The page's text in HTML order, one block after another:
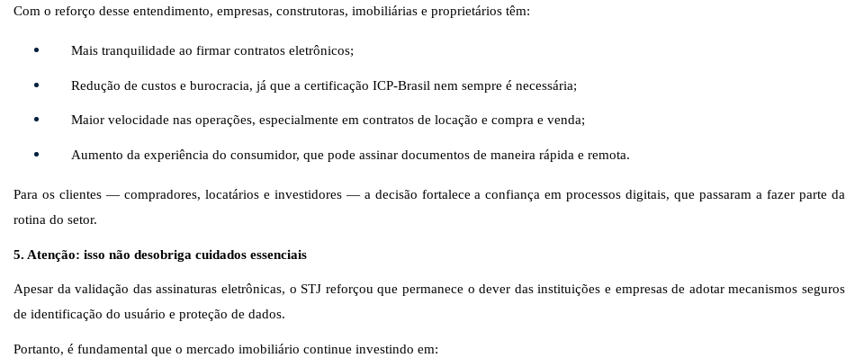
Com o reforço desse entendimento, empresas, construtoras, imobiliárias e proprietários têm:
Mais tranquilidade ao firmar contratos eletrônicos;
Redução de custos e burocracia, já que a certificação ICP-Brasil nem sempre é necessária;
Maior velocidade nas operações, especialmente em contratos de locação e compra e venda;
Aumento da experiência do consumidor, que pode assinar documentos de maneira rápida e remota.
Para os clientes — compradores, locatários e investidores — a decisão fortalece a confiança em processos digitais, que passaram a fazer parte da
rotina do setor.
5. Atenção: isso não desobriga cuidados essenciais
Apesar da validação das assinaturas eletrônicas, o STJ reforçou que permanece o dever das instituições e empresas de adotar mecanismos seguros
de identificação do usuário e proteção de dados.
Portanto, é fundamental que o mercado imobiliário continue investindo em: